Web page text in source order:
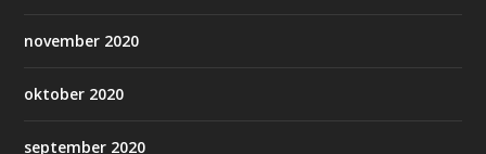
november 2020
oktober 2020
september 2020